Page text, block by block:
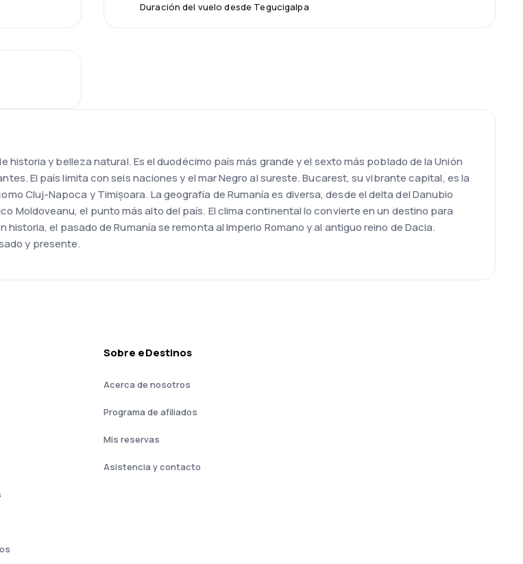
Duración del vuelo desde Tegucigalpa
historia y belleza natural. Es el duodécimo país más grande y el sexto más poblado de la Unión
El país limita con seis naciones y el mar Negro al sureste. Bucarest, su vibrante capital, es la
Cluj-Napoca y Timișoara. La geografía de Rumanía es diversa, desde el delta del Danubio
Moldoveanu, el punto más alto del país. El clima continental lo convierte en un destino para
el pasado de Rumanía se remonta al Imperio Romano y al antiguo reino de Dacia.
y presente.
Sobre eDestinos
Acerca de nosotros
Programa de afiliados
Mis reservas
Asistencia y contacto